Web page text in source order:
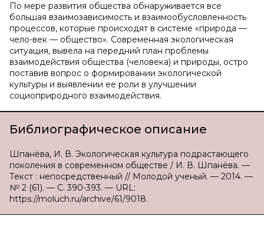
По мере развития общества обнаруживается все
большая взаимозависимость и взаимообусловленность
процессов, которые происходят в системе «природа —
чело-век — общество». Современная экологическая
ситуация, вывела на передний план проблемы
взаимодействия общества (человека) и природы, остро
поставив вопрос о формировании экологической
культуры и выявлении ее роли в улучшении
социоприродного взаимодействия.
Библиографическое описание
Шпанёва, И. В. Экологическая культура подрастающего
поколения в современном обществе / И. В. Шпанёва. —
Текст : непосредственный // Молодой ученый. — 2014. —
№ 2 (61). — С. 390-393. — URL:
https://moluch.ru/archive/61/9018.